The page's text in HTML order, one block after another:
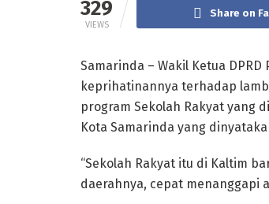
329
VIEWS
Share on
Samarinda – Wakil Ketua
keprihatinannya terhadap
program Sekolah Rakyat yang
Kota Samarinda yang
“Sekolah Rakyat itu di Kaltim
daerahnya, cepat menanggapi